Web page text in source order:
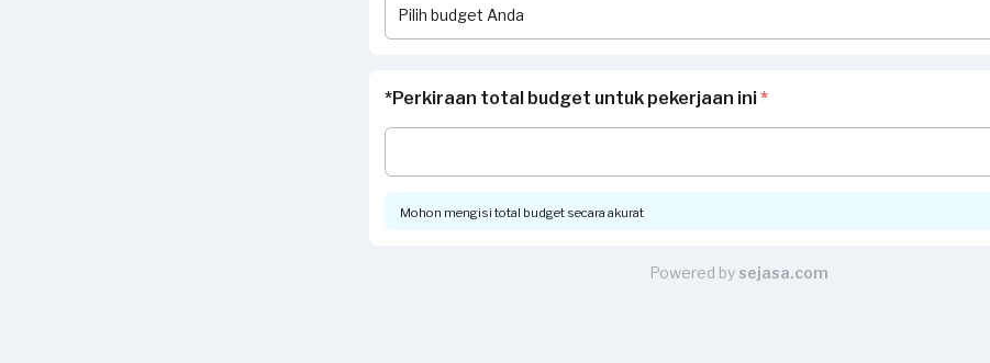
*Perkiraan total budget untuk pekerjaan ini*
Mohon mengisi total budget secara akurat
Powered bysejasa.com